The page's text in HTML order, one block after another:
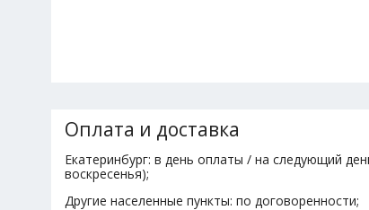
Оплата и доставка
Екатеринбург: в день оплаты / на следующий
воскресенья);
Другие населенные пункты: по договоренности;